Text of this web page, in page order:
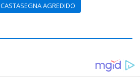
CASTASEGNA AGREDIDO